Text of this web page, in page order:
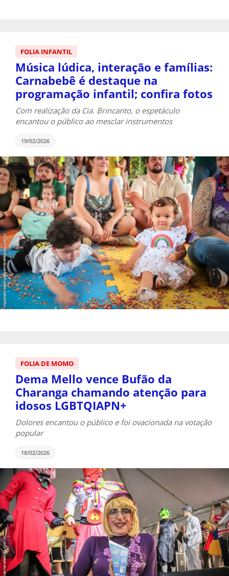
FOLIA INFANTIL
Música lúdica, interação e famílias:
Carnabebê é destaque na
programação infantil; confira fotos
Com realização da Cia. Brincanto, o espetáculo
encantou o público ao mesclar instrumentos
19/02/2026
FOLIA DE MOMO
Dema Mello vence Bufão da
Charanga chamando atenção para
idosos LGBTQIAPN+
Dolores encantou o público e foi ovacionada na votação
popular
18/02/2026